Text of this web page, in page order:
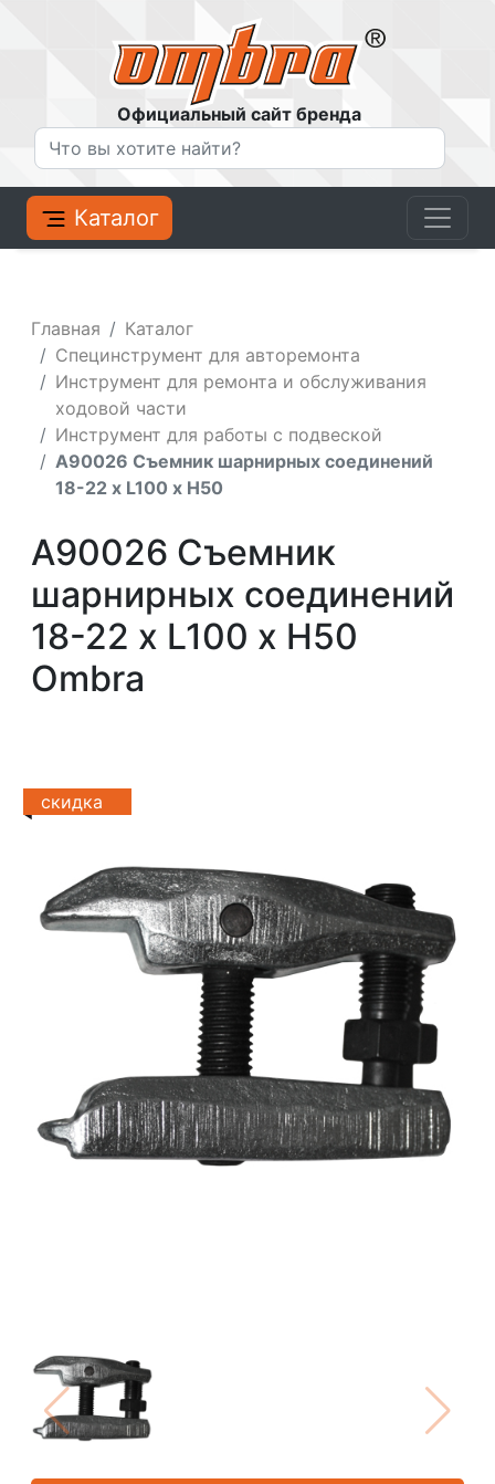
Официальный сайт бренда
Каталог
Главная
Каталог
Специнструмент для авторемонта
Инструмент для ремонта и обслуживания
ходовой части
Инструмент для работы с подвеской
A90026 Съемник шарнирных соединений
18-22 х L100 x Н50
A90026 Съемник
шарнирных соединений
18-22 х L100 x Н50
Ombra
скидка